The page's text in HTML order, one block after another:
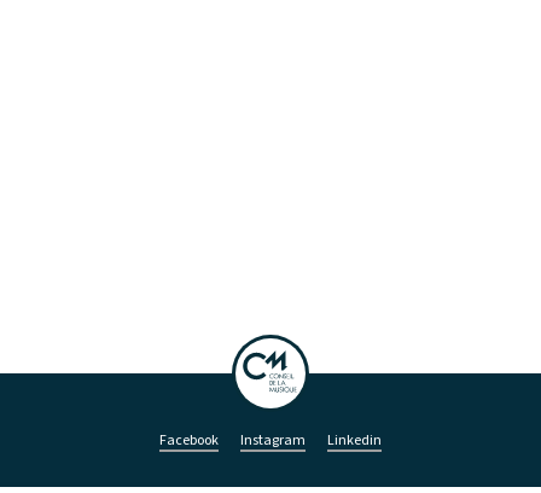
Facebook Instagram Linkedin